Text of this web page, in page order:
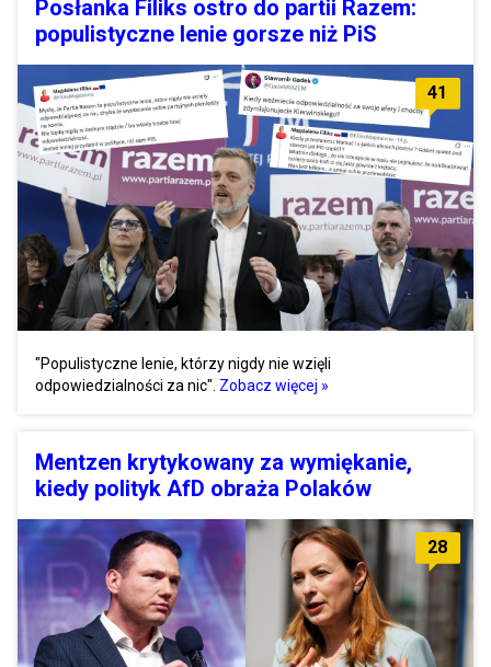
Posłanka Filiks ostro do partii Razem:
populistyczne lenie gorsze niż PiS
41
"Populistyczne lenie, którzy nigdy nie wzięli
odpowiedzialności za nic". Zobacz więcej »
Mentzen krytykowany za wymiękanie,
kiedy polityk AfD obraża Polaków
28